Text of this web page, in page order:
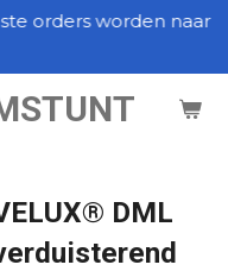
orders worden naar
DML